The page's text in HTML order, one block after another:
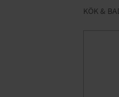
KÖK &